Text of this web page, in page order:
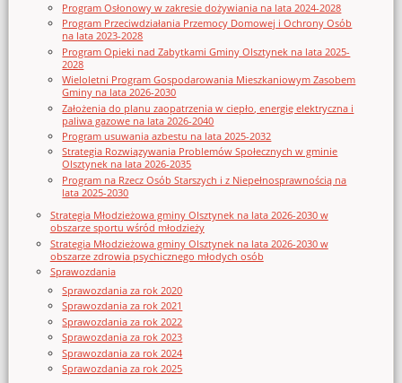
Program Osłonowy w zakresie dożywiania na lata 2024-2028
Program Przeciwdziałania Przemocy Domowej i Ochrony Osób
na lata 2023-2028
Program Opieki nad Zabytkami Gminy Olsztynek na lata 2025-
2028
Wieloletni Program Gospodarowania Mieszkaniowym Zasobem
Gminy na lata 2026-2030
Założenia do planu zaopatrzenia w ciepło, energię elektryczna i
paliwa gazowe na lata 2026-2040
Program usuwania azbestu na lata 2025-2032
Strategia Rozwiązywania Problemów Społecznych w gminie
Olsztynek na lata 2026-2035
Program na Rzecz Osób Starszych i z Niepełnosprawnością na
lata 2025-2030
Strategia Młodzieżowa gminy Olsztynek na lata 2026-2030 w
obszarze sportu wśród młodzieży
Strategia Młodzieżowa gminy Olsztynek na lata 2026-2030 w
obszarze zdrowia psychicznego młodych osób
Sprawozdania
Sprawozdania za rok 2020
Sprawozdania za rok 2021
Sprawozdania za rok 2022
Sprawozdania za rok 2023
Sprawozdania za rok 2024
Sprawozdania za rok 2025